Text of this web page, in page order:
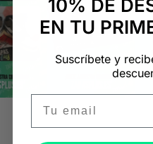
10% DE
EN TU
Suscríbete y